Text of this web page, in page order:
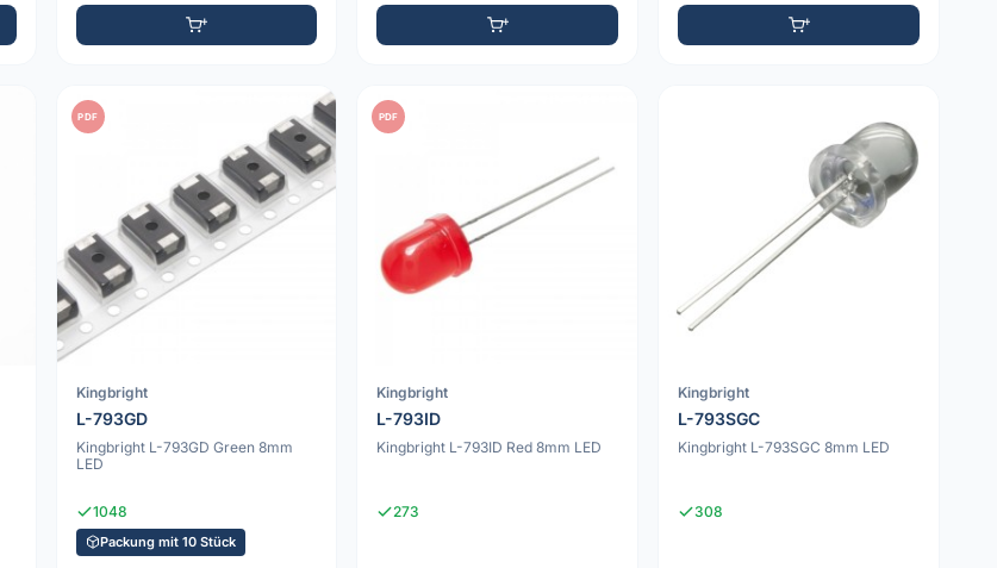
PDF
Kingbright
L-793GD
Kingbright L-793GD Green 8mm
LED
1048
Packung mit 10 Stück
PDF
Kingbright
L-793ID
Kingbright L-793ID Red 8mm LED
273
Kingbright
L-793SGC
Kingbright L-793SGC 8mm LED
308